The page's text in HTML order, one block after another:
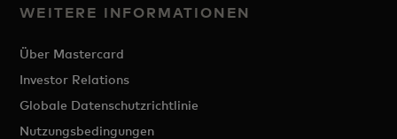
WEITERE INFORMATIONEN
Über Mastercard
Investor Relations
Globale Datenschutzrichtlinie
Nutzungsbedingungen